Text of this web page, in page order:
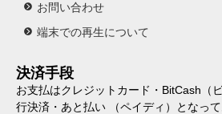
お問い合わせ
端末での再生について
決済手段
お支払はクレジットカード・BitCash（
行決済・あと払い （ペイディ）となって